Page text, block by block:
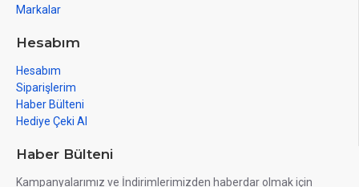
Markalar
Hesabım
Hesabım
Siparişlerim
Haber Bülteni
Hediye Çeki Al
Haber Bülteni
Kampanyalarımız ve İndirimlerimizden haberdar olmak için